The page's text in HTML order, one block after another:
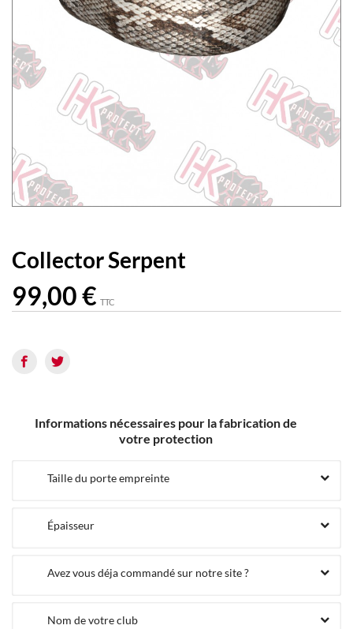
Collector Serpent
99,00 € TTC
Informations nécessaires pour la fabrication de
votre protection
Taille du porte empreinte
Épaisseur
Avez vous déja commandé sur notre site ?
Nom de votre club